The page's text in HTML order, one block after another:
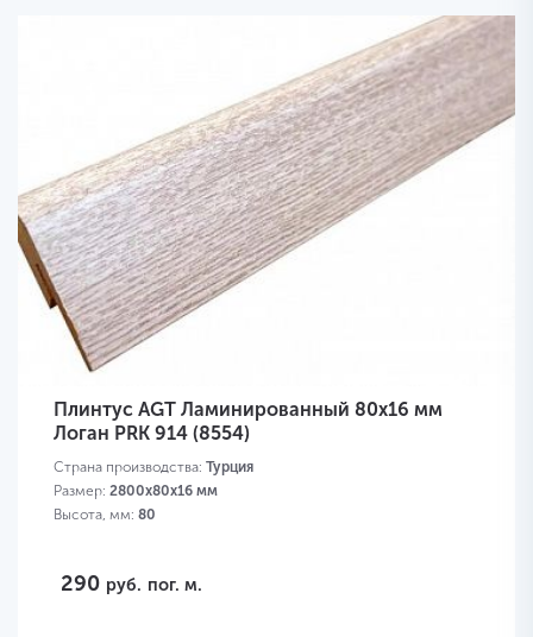
Плинтус AGT Ламинированный 80х16 мм
Логан PRK 914 (8554)
Страна производства: Турция
Размер: 2800х80х16 мм
Высота, мм: 80
290 руб. пог. м.